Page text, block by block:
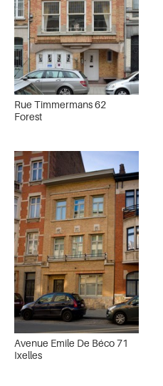
Rue Timmermans 62
Forest
Avenue Emile De Béco 71
Ixelles